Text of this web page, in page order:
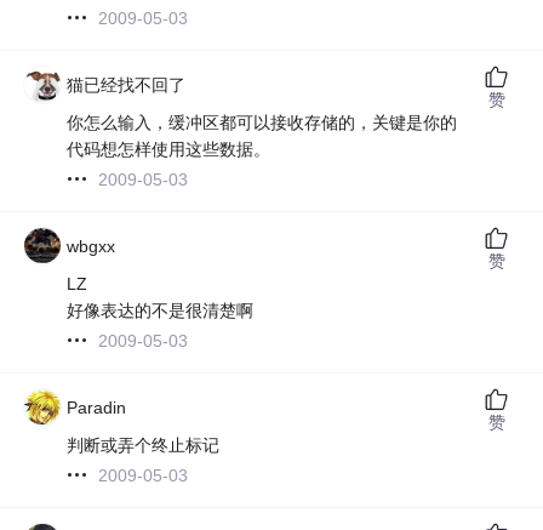
2009-05-03
猫已经找不回了
你怎么输入，缓冲区都可以接收存储的，关键是你的
代码想怎样使用这些数据。
2009-05-03
赞
wbgxx
LZ
好像表达的不是很清楚啊
2009-05-03
赞
Paradin
判断或弄个终止标记
2009-05-03
赞